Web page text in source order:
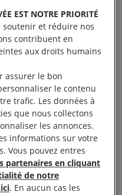
EST NOTRE PRIORITÉ
soutenir et réduire nos
contribuent en
aux droits humains
assurer le bon
le contenu
trafic. Les données à
que nous collectons
les annonces.
informations sur votre
Vous pouvez entres
partenaires en cliquant
de notre
. En aucun cas les